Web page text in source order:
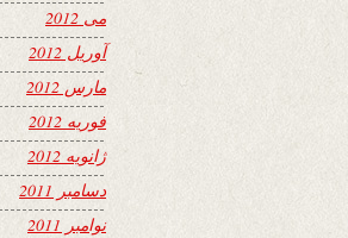
می 2012
آوریل 2012
مارس 2012
فوریه 2012
ژانویه 2012
دسامبر 2011
نوامبر 2011